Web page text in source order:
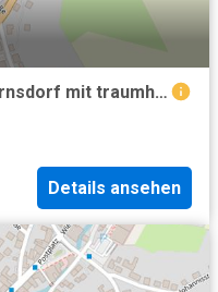
Dachgeschosswohnung in Bernsdorf mit traumhaftem Ausblick
Details ansehen